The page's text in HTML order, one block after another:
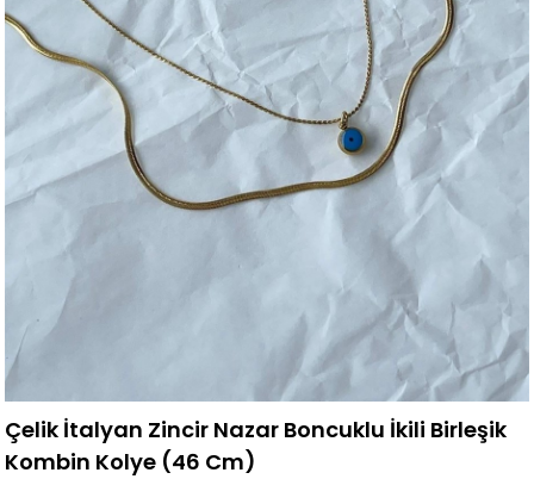
Çelik İtalyan Zincir Nazar Boncuklu İkili Birleşik
Kombin Kolye (46 Cm)